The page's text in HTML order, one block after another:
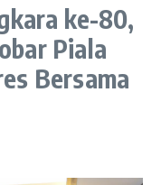
ke-80,
Piala
Bersama